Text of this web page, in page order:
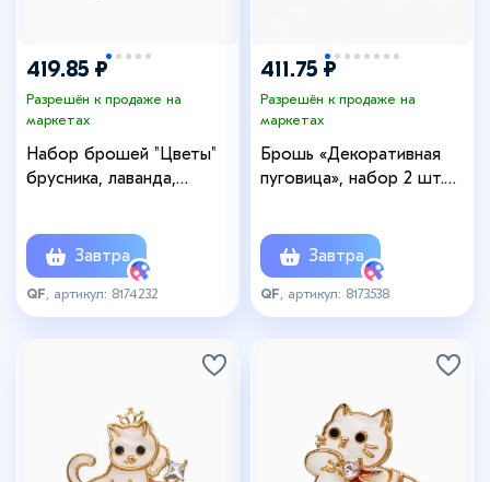
419.85 ₽
Разрешён к продаже на
маркетах
Набор брошей "Цветы"
брусника, лаванда,
Завтра
QF , артикул: 8174232
411.75 ₽
Разрешён к продаже на
маркетах
Брошь «Декоративная
пуговица», набор 2 шт.
Завтра
QF , артикул: 8173538